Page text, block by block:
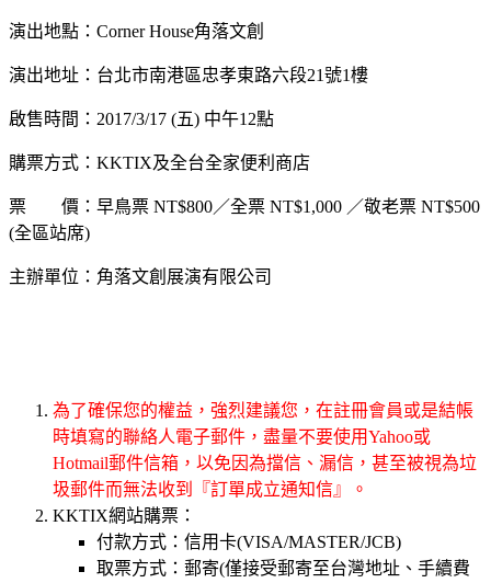
演出地點：Corner House角落文創
演出地址：台北市南港區忠孝東路六段21號1樓
啟售時間：2017/3/17 (五) 中午12點
購票方式：KKTIX及全台全家便利商店
票 價：早鳥票 NT$800／全票 NT$1,000 ／敬老票 NT$500
(全區站席)
主辦單位：角落文創展演有限公司
為了確保您的權益，強烈建議您，在註冊會員或是結帳
時填寫的聯絡人電子郵件，盡量不要使用Yahoo或
Hotmail郵件信箱，以免因為擋信、漏信，甚至被視為垃
圾郵件而無法收到『訂單成立通知信』。
KKTIX網站購票：
付款方式：信用卡(VISA/MASTER/JCB)
取票方式：郵寄(僅接受郵寄至台灣地址、手續費